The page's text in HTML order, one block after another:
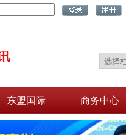
东盟国际 商务中心